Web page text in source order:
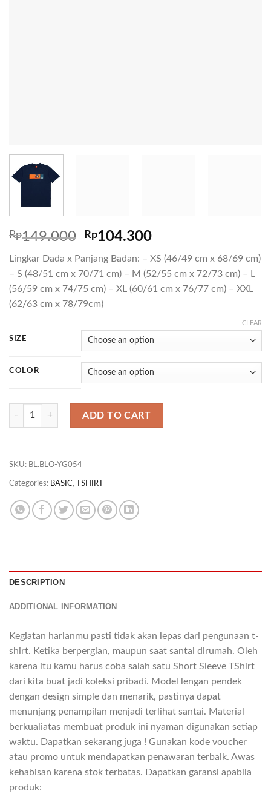
Rp149.000 Rp104.300
Lingkar Dada x Panjang Badan: – XS (46/49 cm x 68/69 cm)
– S (48/51 cm x 70/71 cm) – M (52/55 cm x 72/73 cm) – L
(56/59 cm x 74/75 cm) – XL (60/61 cm x 76/77 cm) – XXL
(62/63 cm x 78/79cm)
SIZE
COLOR
CLEAR
T TUVER quantity
ADD TO CART
SKU: BL.BLO-YG054
Categories: BASIC, TSHIRT
DESCRIPTION
ADDITIONAL INFORMATION
Kegiatan harianmu pasti tidak akan lepas dari pengunaan t-
shirt. Ketika berpergian, maupun saat santai dirumah. Oleh
karena itu kamu harus coba salah satu Short Sleeve TShirt
dari kita buat jadi koleksi pribadi. Model lengan pendek
dengan design simple dan menarik, pastinya dapat
menunjang penampilan menjadi terlihat santai. Material
berkualiatas membuat produk ini nyaman digunakan setiap
waktu. Dapatkan sekarang juga ! Gunakan kode voucher
atau promo untuk mendapatkan penawaran terbaik. Awas
kehabisan karena stok terbatas. Dapatkan garansi apabila
produk: